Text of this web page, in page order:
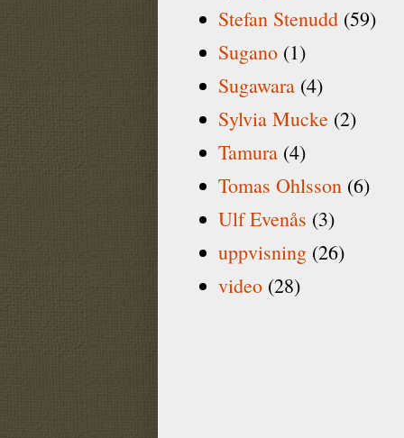
Stefan Stenudd (59)
Sugano (1)
Sugawara (4)
Sylvia Mucke (2)
Tamura (4)
Tomas Ohlsson (6)
Ulf Evenås (3)
uppvisning (26)
video (28)